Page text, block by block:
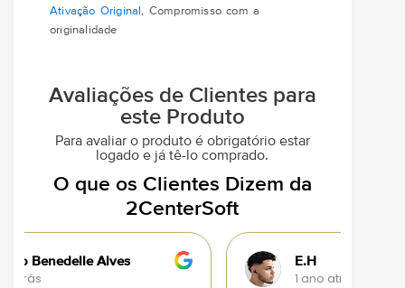
Ativação Original , Compromisso com a
originalidade
Avaliações de Clientes para
este Produto
Para avaliar o produto é obrigatório estar
logado e já tê-lo comprado.
O que os Clientes Dizem da
2CenterSoft
E.H